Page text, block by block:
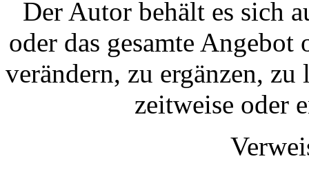
Der Autor behält es sich
oder das gesamte
verändern, zu ergänzen,
zeitweise oder